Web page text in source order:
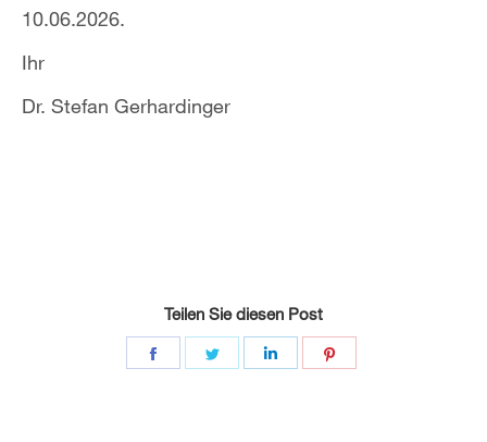
10.06.2026.
Ihr
Dr. Stefan Gerhardinger
Teilen Sie diesen Post